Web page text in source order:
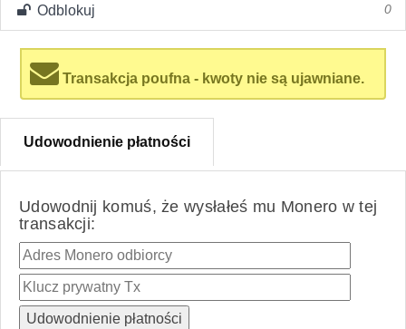
Odblokuj 0
Transakcja poufna - kwoty nie są ujawniane.
Udowodnienie płatności
Udowodnij komuś, że wysłałeś mu Monero w tej
transakcji: